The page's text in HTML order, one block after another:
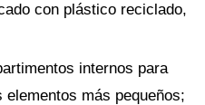
con plástico reciclado,
internos para
más pequeños;